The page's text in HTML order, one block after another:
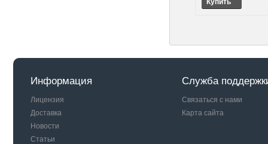
Купить
Информация
Лицензия
Доставка
Новости
Статьи
Служба
Связаться с нами
Карта сайта